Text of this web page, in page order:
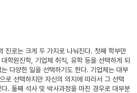
진로는 크게 두 가지로 나눠진다. 첫째 학부만
학원진학, 기업체 취직, 유학 등을 선택하게 되
다양한 일을 선택하기도 한다. 기업체는 대부
로 선택하지만 자신의 의지에 따라서 그 선택
. 둘째 석사 및 박사과정을 마친 경우로 대부분